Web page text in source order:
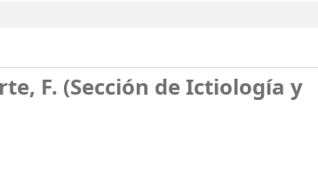
F. (Sección de Ictiología y